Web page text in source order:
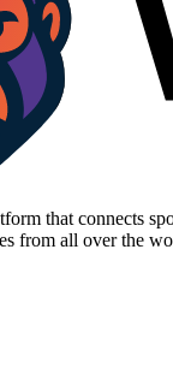
that connects
from all over the